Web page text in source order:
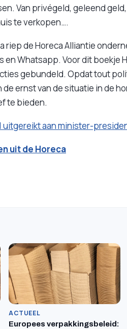
Van privégeld, geleend
te verkopen….
riep de Horeca Alliantie
en Whatsapp. Voor dit boekje
gebundeld. Opdat tout
ernst van de situatie in de
te bieden.
uitgereikt aan minister-
uit de Horeca
ACTUEEL
Europees verpakkingsbeleid: